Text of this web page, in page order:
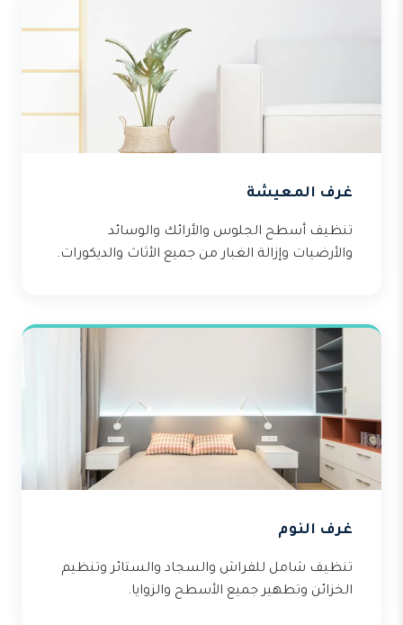
غرف المعيشة
تنظيف أسطح الجلوس والأرائك والوسائد
والأرضيات وإزالة الغبار من جميع الأثاث والديكورات.
غرف النوم
تنظيف شامل للفراش والسجاد والستائر وتنظيم
الخزائن وتطهير جميع الأسطح والزوايا.